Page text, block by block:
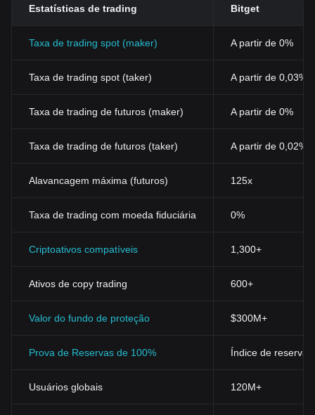
Estatísticas de trading Bitget
Taxa de trading spot (maker) A partir de 0%
Taxa de trading spot (taker) A partir de 0,03%
Taxa de trading de futuros (maker) A partir de 0%
Taxa de trading de futuros (taker) A partir de 0,02%
Alavancagem máxima (futuros) 125x
Taxa de trading com moeda fiduciária 0%
Criptoativos compatíveis 1,300+
Ativos de copy trading 600+
Valor do fundo de proteção $300M+
Prova de Reservas de 100% Índice de
Usuários globais 120M+